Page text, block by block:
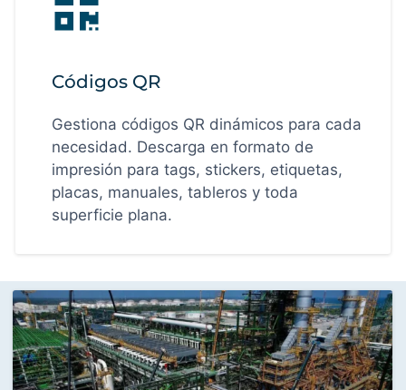
Códigos QR
Gestiona códigos QR dinámicos para cada
necesidad. Descarga en formato de
impresión para tags, stickers, etiquetas,
placas, manuales, tableros y toda
superficie plana.